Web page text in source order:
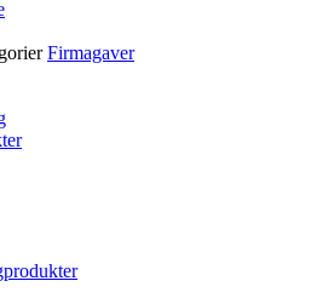
Firmagaver